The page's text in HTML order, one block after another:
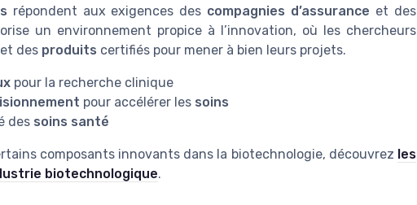
répondent aux exigences des compagnies d’assurance et des
un environnement propice à l’innovation, où les chercheurs
des produits certifiés pour mener à bien leurs projets.
pour la recherche clinique
pour accélérer les soins
des soins santé
composants innovants dans la biotechnologie, découvrez les
biotechnologique.